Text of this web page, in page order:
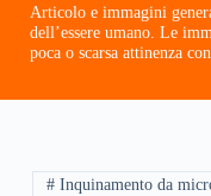
Articolo e immagini
dell’essere umano. Le
poca o scarsa attinenza
# Inquinamento da